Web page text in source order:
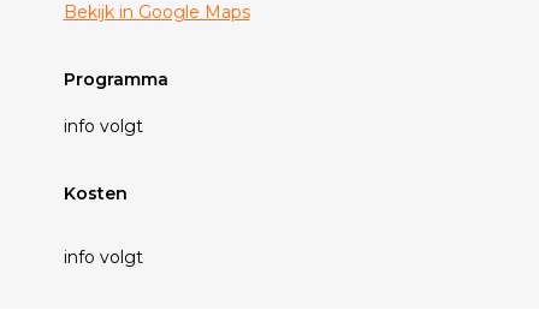
Bekijk in Google Maps
Programma
info volgt
Kosten
info volgt